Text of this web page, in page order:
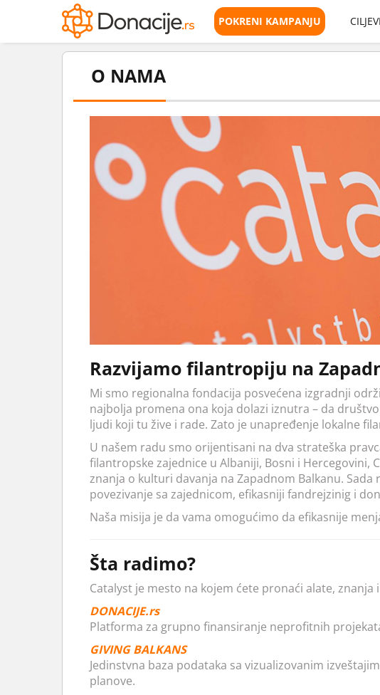
POKRENI KAMPANJU
O NAMA
Razvijamo filantropiju na
Mi smo regionalna fondacija posvećena izgradnji
najbolja promena ona koja dolazi iznutra – da
ljudi koji tu žive i rade. Zato je unapređenje lokalne
U našem radu smo orijentisani na dva strateška
filantropske zajednice u Albaniji, Bosni i Hercegovini,
znanja o kulturi davanja na Zapadnom Balkanu.
povezivanje sa zajednicom, efikasniji fandrejzinig i
Naša misija je da vama omogućimo da efikasnije
Šta radimo?
Catalyst je mesto na kojem ćete pronaći alate,
DONACIJE.rs
Platforma za grupno finansiranje neprofitnih
GIVING BALKANS
Jedinstvna baza podataka sa vizualizovanim
planove.